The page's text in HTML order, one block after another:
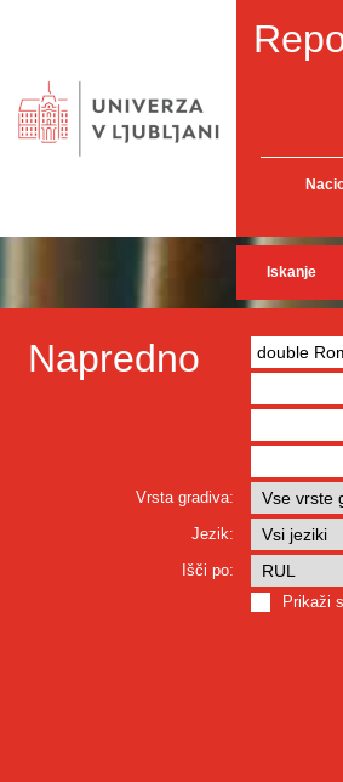
Iskanje
Napredno
Vrsta gradiva:
Jezik:
Išči po:
Prikaži